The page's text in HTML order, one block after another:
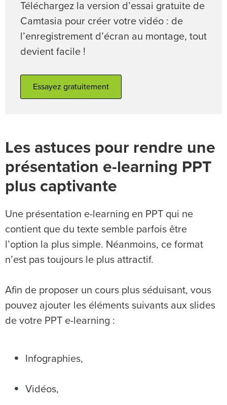
Téléchargez la version d’essai gratuite de
Camtasia pour créer votre vidéo : de
l’enregistrement d’écran au montage, tout
devient facile !
Essayez gratuitement
Les astuces pour rendre une
présentation e-learning PPT
plus captivante
Une présentation e-learning en PPT qui ne
contient que du texte semble parfois être
l’option la plus simple. Néanmoins, ce format
n’est pas toujours le plus attractif.
Afin de proposer un cours plus séduisant, vous
pouvez ajouter les éléments suivants aux slides
de votre PPT e-learning :
Infographies,
Vidéos,